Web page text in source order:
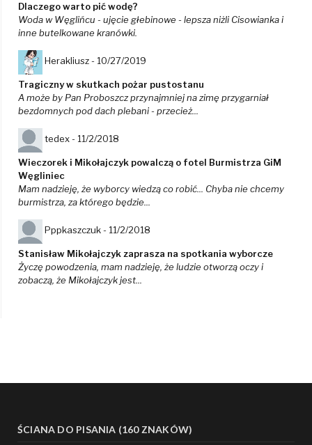
Dlaczego warto pić wodę?
Woda w Węglińcu - ujęcie głebinowe - lepsza niżli Cisowianka i
inne butelkowane kranówki.
Herakliusz - 10/27/2019
Tragiczny w skutkach pożar pustostanu
A może by Pan Proboszcz przynajmniej na zimę przygarniał
bezdomnych pod dach plebani - przecież...
tedex - 11/2/2018
Wieczorek i Mikołajczyk powalczą o fotel Burmistrza GiM
Węgliniec
Mam nadzieję, że wyborcy wiedzą co robić... Chyba nie chcemy
burmistrza, za którego będzie...
Pppkaszczuk - 11/2/2018
Stanisław Mikołajczyk zaprasza na spotkania wyborcze
Życzę powodzenia, mam nadzieję, że ludzie otworzą oczy i
zobaczą, że Mikołajczyk jest...
ŚCIANA DO PISANIA (160 ZNAKÓW)